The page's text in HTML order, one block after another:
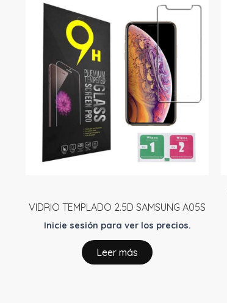
VIDRIO TEMPLADO 2.5D SAMSUNG A05S
Inicie sesión para ver los precios.
Leer más